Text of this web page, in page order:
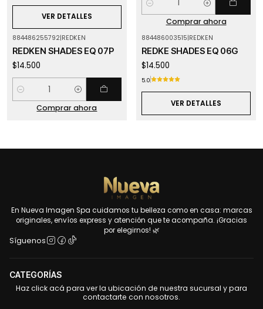
VER DETALLES
Cantidad
Comprar ahora
884486255792|REDKEN
REDKEN SHADES EQ 07P
$14.500
Cantidad
Comprar ahora
884486003515|REDKEN
REDKE SHADES EQ 06G
$14.500
5.0
VER DETALLES
En Nueva Imagen Spa cuidamos tu belleza como en casa: marcas
originales, envíos express y atención que te acompaña. ¡Gracias
por elegirnos! 🌿
Síguenos
CATEGORÍAS
Haz click acá para ver la ubicación de nuestra sucursal y para
contactarte con nosotros.